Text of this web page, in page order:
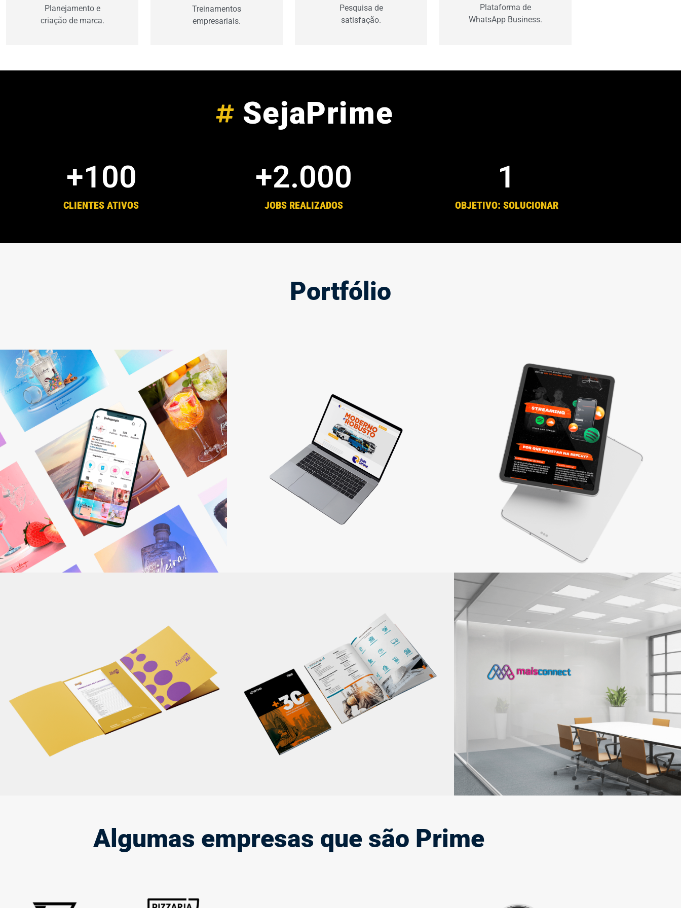
Planejamento e
criação de marca.
Treinamentos
empresariais.
aproveitar oportunidades.
Pesquisa de
satisfação.
Plataforma de
WhatsApp Business.
realizados.
SejaPrime
CLIENTES ATIVOS
+100
JOBS REALIZADOS
+2.000
OBJETIVO: SOLUCIONAR
1
Portfólio
Gestão de Redes Sociais
Otimizamos resultados! Fazemos o planejamento, produção e
monitoramento dos seus canais digitais.
Saiba mais
Quer vender pela internet? Desenvolvemos sites personalizados
que fazem seu cliente comprar!
Saiba mais
Materiais de apresentação e Mídia kit
Divulgue sua empresa com um material completo e elaborado de
maneira criativa, reforçando sua identidade e a qualidade dos
produtos/serviços oferecidos.
Não basta ser bom. Precisa mostrar que é! Elaboramos o seu
material de apresentação.
Apresente informações completas sobre seu produto/serviço em
um único lugar, de maneira profissional. Um material
personalizado impacta em melhores resultados.
Saiba mais
Criação e modernização de
A marca define quem você é e representa a
sua presença e força no mercado, por isso,
Algumas empresas que são Prime